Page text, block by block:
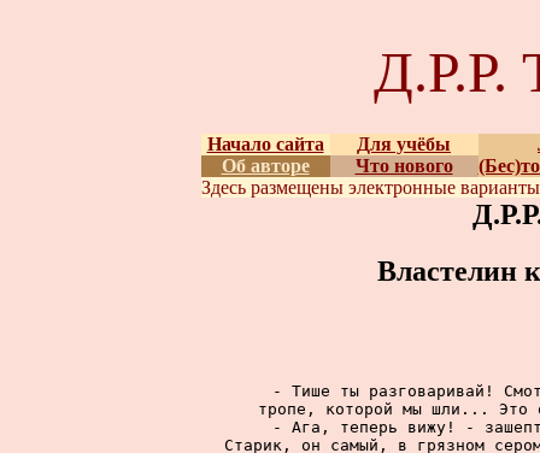
Начало сайта Для учёбы
Об авторе
Что нового
Здесь размещены электронные
Властелин
- Тише ты разговаривай!
тропе, которой мы шли... Это
- Ага, теперь вижу! -
Старик, он самый, в грязном